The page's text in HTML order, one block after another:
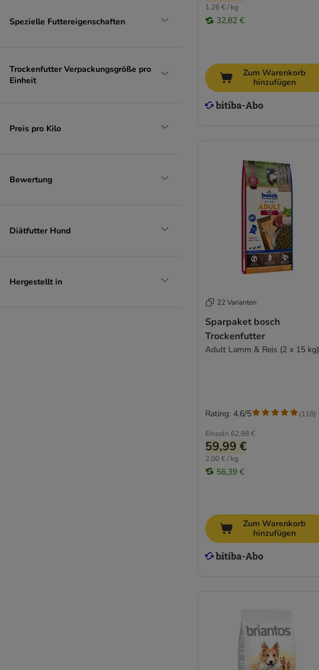
Extra-groß > 45 kg
Spezielle Futtereigenschaften
Trockenfutter Verpackungsgröße pro
Einheit
Preis pro Kilo
Bewertung
Diätfutter Hund
Hergestellt in
1,26 € / kg
32,82 €
Zum Warenkorb
hinzufügen
22 Varianten
Sparpaket bosch
Trockenfutter
Adult Lamm & Reis (2 x 15 kg)
Einzeln 62,98 €
59,99 €
2,00 € / kg
56,39 €
Rating: 4.6/5 (118)
Zum Warenkorb
hinzufügen